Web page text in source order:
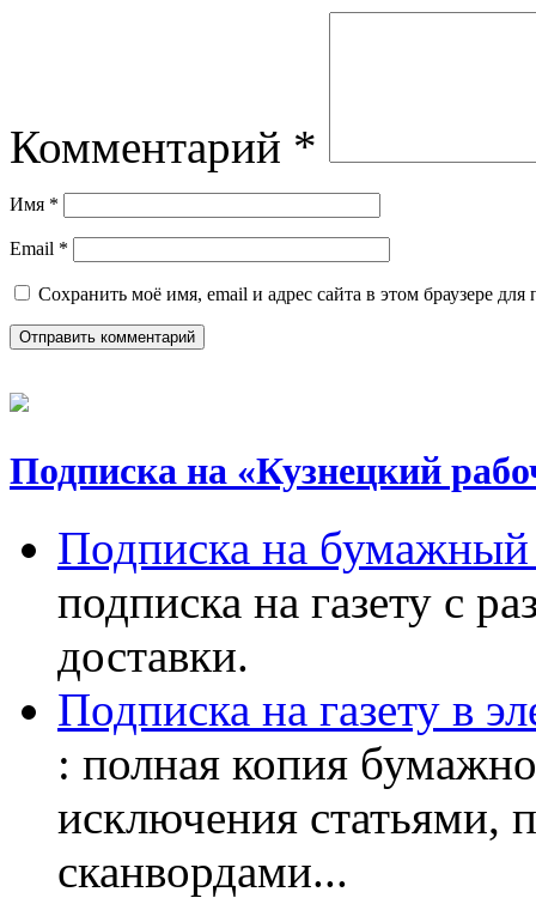
Комментарий *
Имя *
Email *
Сохранить моё имя, email и адрес сайта в этом браузере
Подписка на «Кузнецкий
Подписка на бумажный
подписка на газету с
доставки.
Подписка на газету в
: полная копия
исключения статьями,
сканвордами...